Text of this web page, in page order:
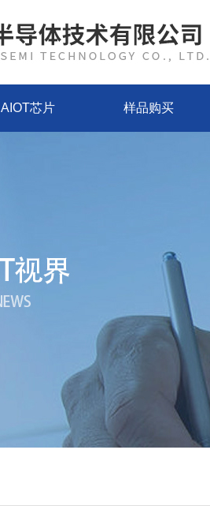
AIOT芯片 样品购买